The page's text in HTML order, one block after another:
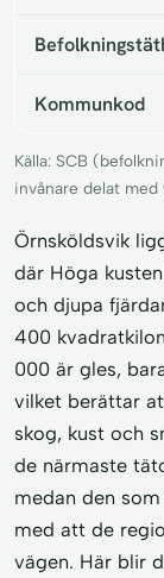
Kommunkod
Källa: SCB
invånare delat med
Örnsköldsvik
där Höga
och djupa
400
000 är gles,
vilket berättar
skog, kust och
de närmaste
medan den
med att de
vägen. Här blir